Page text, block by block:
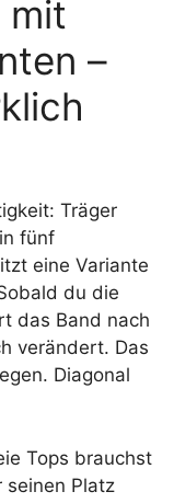
mit
–
Träger
fünf
eine Variante
du die
das Band nach
verändert. Das
Diagonal
Tops brauchst
seinen Platz